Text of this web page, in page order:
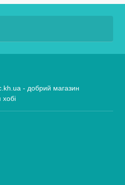
- добрий магазин
хобі